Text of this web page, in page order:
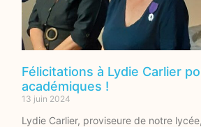
Félicitations à Lydie Carlier
académiques !
13 juin 2024
Lydie Carlier, proviseure de notre